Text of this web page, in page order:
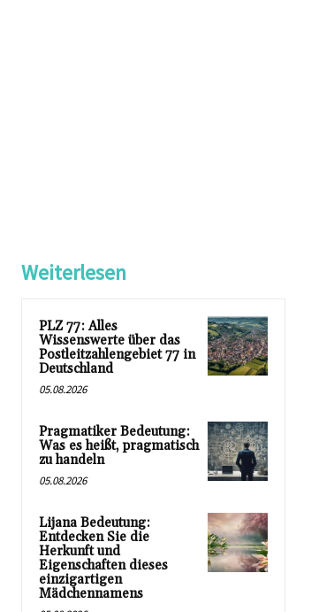
Weiterlesen
PLZ 77: Alles
Wissenswerte über das
Postleitzahlengebiet 77 in
Deutschland
05.08.2026
Pragmatiker Bedeutung:
Was es heißt, pragmatisch
zu handeln
05.08.2026
Lijana Bedeutung:
Entdecken Sie die
Herkunft und
Eigenschaften dieses
einzigartigen
Mädchennamens